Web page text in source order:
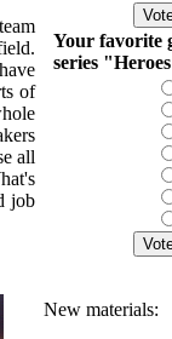
of
all
job
Your favorite
series
New materials: